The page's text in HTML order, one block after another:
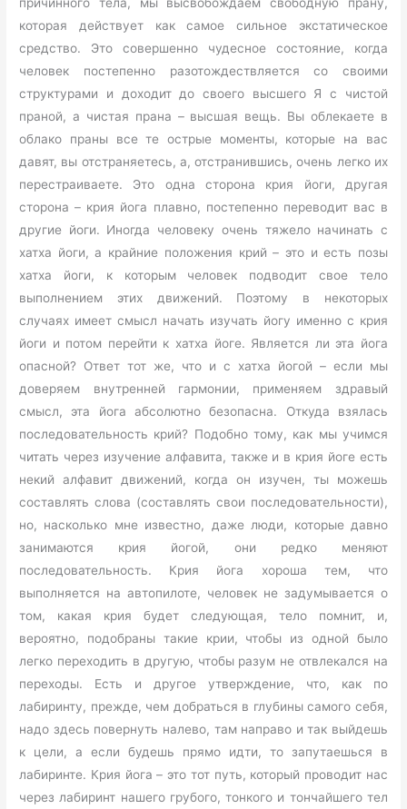
которая действует как самое сильное экстатическое
средство. Это совершенно чудесное состояние, когда
человек постепенно разотождествляется со своими
структурами и доходит до своего высшего Я с чистой
праной, а чистая прана – высшая вещь. Вы облекаете в
облако праны все те острые моменты, которые на вас
давят, вы отстраняетесь, а, отстранившись, очень легко их
перестраиваете. Это одна сторона крия йоги, другая
сторона – крия йога плавно, постепенно переводит вас в
другие йоги. Иногда человеку очень тяжело начинать с
хатха йоги, а крайние положения крий – это и есть позы
хатха йоги, к которым человек подводит свое тело
выполнением этих движений. Поэтому в некоторых
случаях имеет смысл начать изучать йогу именно с крия
йоги и потом перейти к хатха йоге. Является ли эта йога
опасной? Ответ тот же, что и с хатха йогой – если мы
доверяем внутренней гармонии, применяем здравый
смысл, эта йога абсолютно безопасна. Откуда взялась
последовательность крий? Подобно тому, как мы учимся
читать через изучение алфавита, также и в крия йоге есть
некий алфавит движений, когда он изучен, ты можешь
составлять слова (составлять свои последовательности),
но, насколько мне известно, даже люди, которые давно
занимаются крия йогой, они редко меняют
последовательность. Крия йога хороша тем, что
выполняется на автопилоте, человек не задумывается о
том, какая крия будет следующая, тело помнит, и,
вероятно, подобраны такие крии, чтобы из одной было
легко переходить в другую, чтобы разум не отвлекался на
переходы. Есть и другое утверждение, что, как по
лабиринту, прежде, чем добраться в глубины самого себя,
надо здесь повернуть налево, там направо и так выйдешь
к цели, а если будешь прямо идти, то запутаешься в
лабиринте. Крия йога – это тот путь, который проводит нас
через лабиринт нашего грубого, тонкого и тончайшего тел